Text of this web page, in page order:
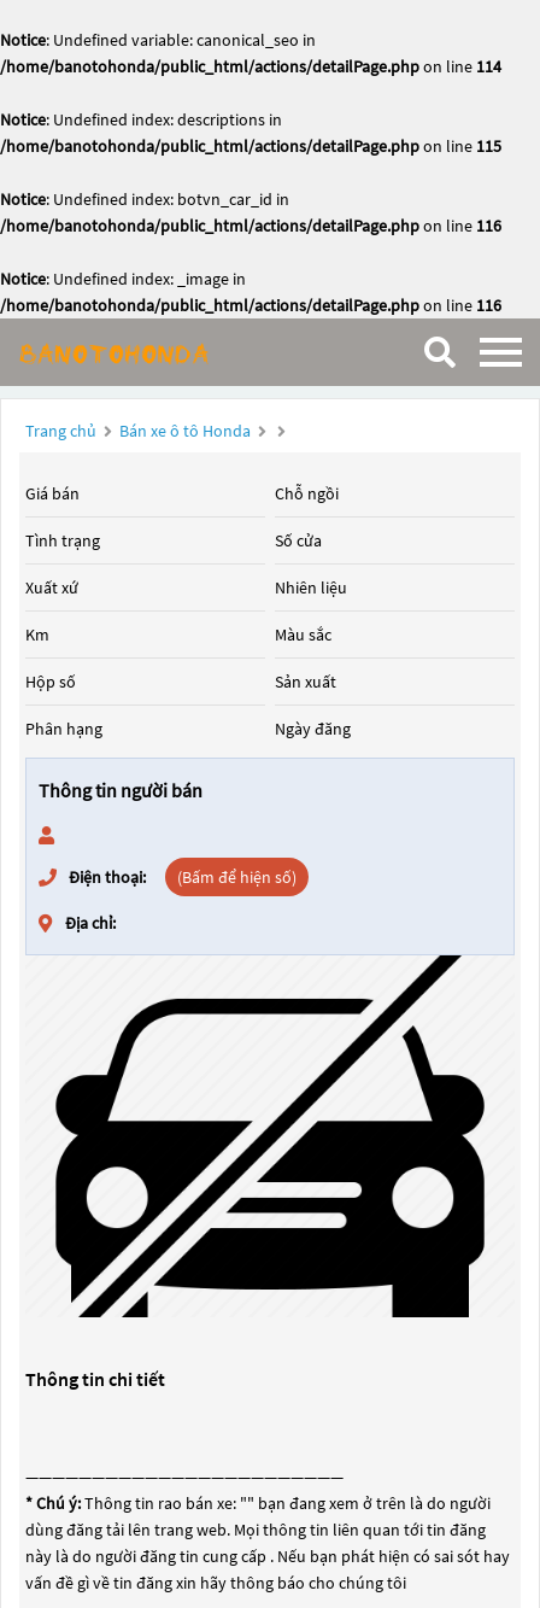
Notice: Undefined variable: canonical_seo in
/home/banotohonda/public_html/actions/detailPage.phpon line 114
Notice: Undefined index: descriptions in
/home/banotohonda/public_html/actions/detailPage.phpon line 115
Notice: Undefined index: botvn_car_id in
/home/banotohonda/public_html/actions/detailPage.phpon line 116
Notice: Undefined index: _image in
/home/banotohonda/public_html/actions/detailPage.phpon line 116
Trang chủ Bán xe ô tô Honda
Giá bán
Tình trạng
Xuất xứ
Km
Hộp số
Phân hạng
Chỗ ngồi
Số cửa
Nhiên liệu
Màu sắc
Sản xuất
Ngày đăng
Thông tin người bán
Điện thoại: (Bấm để hiện số)
Địa chỉ:
Thông tin chi tiết
————————————————————————
* Chú ý:Thông tin rao bán xe: "" bạn đang xem ở trên là do người
dùng đăng tải lên trang web. Mọi thông tin liên quan tới tin đăng
này là do người đăng tin cung cấp . Nếu bạn phát hiện có sai sót hay
vấn đề gì về tin đăng xin hãy thông báo cho chúng tôi